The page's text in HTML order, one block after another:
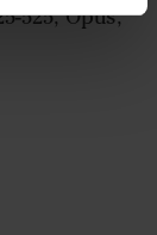
525, Opus,